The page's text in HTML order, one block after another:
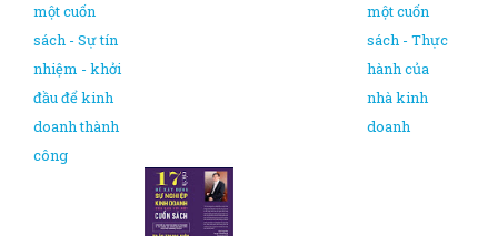
một cuốn
sách - Sự tín
nhiệm - khởi
đầu để kinh
doanh thành
công
một cuốn
sách - Thực
hành của
nhà kinh
doanh